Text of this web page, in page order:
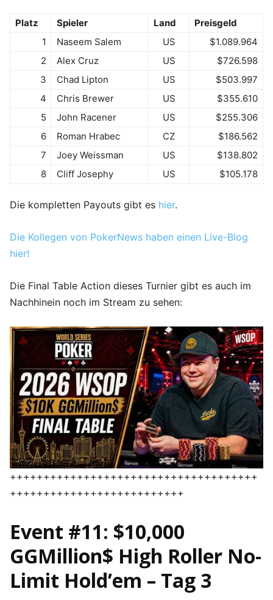
Platz Spieler Land
Preisgeld
1
Naseem Salem US
$1.089.964
2
Alex Cruz US
$726.598
3
Chad Lipton US
$503.997
4
Chris Brewer US
$355.610
5
John Racener US
$255.306
6
Roman Hrabec CZ
$186.562
7
Joey Weissman US
$138.802
8
Cliff Josephy US $105.178
Die kompletten Payouts gibt es hier.
Die Kollegen von PokerNews haben einen Live-Blog
hier!
Die Final Table Action dieses Turnier gibt es auch im
Nachhinein noch im Stream zu sehen:
+++++++++++++++++++++++++++++++++++++
++++++++++++++++++++++++++
Event #11: $10,000
GGMillion$ High Roller No-
Limit Hold’em – Tag 3